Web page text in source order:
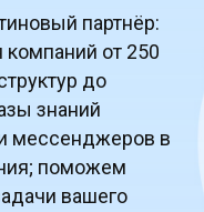
партнёр:
компаний от 250
до
знаний
мессенджеров в
поможем
вашего